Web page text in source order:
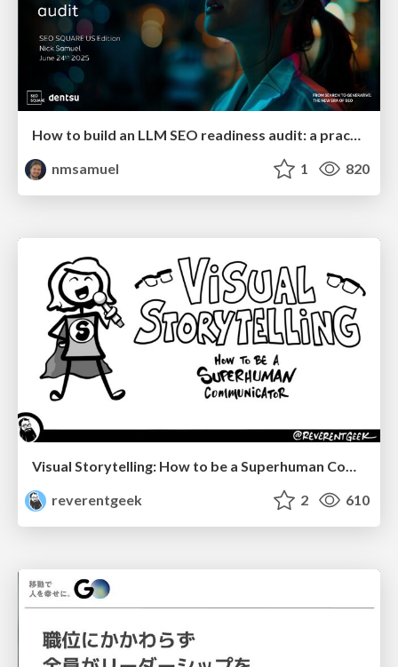
How to build an LLM SEO readiness audit: a practical framework
nmsamuel
1 820
reverentgeek
2 610